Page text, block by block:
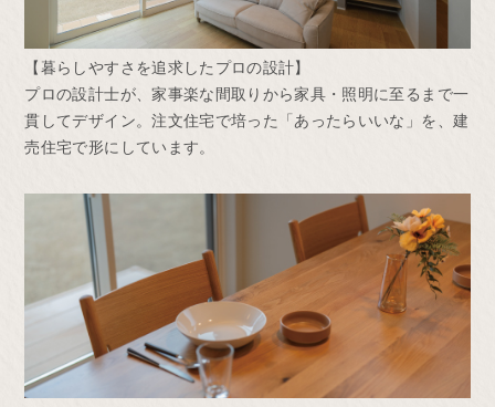
【暮らしやすさを追求したプロの設計】
プロの設計士が、家事楽な間取りから家具・照明に至るまで一
貫してデザイン。注文住宅で培った「あったらいいな」を、建
売住宅で形にしています。